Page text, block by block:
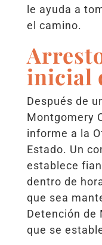
le ayuda a
el camino.
inicial
Después de
Montgomery
informe a la
Estado. Un
establece
dentro de
que sea
Detención de
que se